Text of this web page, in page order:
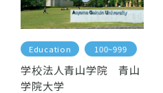
Education 100~999
学校法人青山学院 青山
学院大学